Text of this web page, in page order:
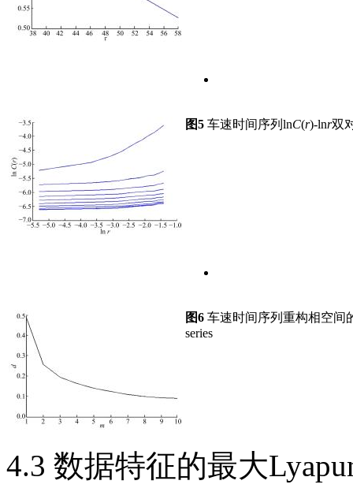
图5 车速时间序列lnC(r)-lnr双
图6 车速时间序列重构相空间
series
4.3 数据特征的最大